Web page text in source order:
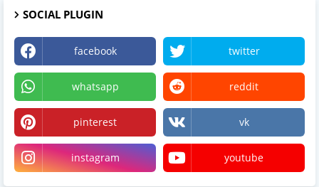
SOCIAL PLUGIN
facebook twitter
whatsapp reddit
pinterest vk
instagram youtube